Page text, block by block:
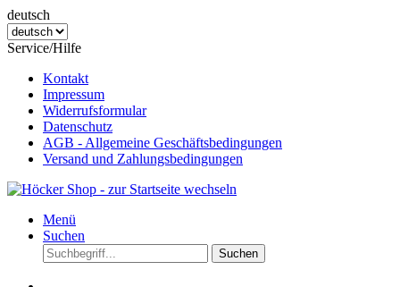
deutsch
Service/Hilfe
Kontakt
Impressum
Widerrufsformular
Datenschutz
AGB - Allgemeine Geschäftsbedingungen
Versand und Zahlungsbedingungen
Menü
Suchen
Suchen